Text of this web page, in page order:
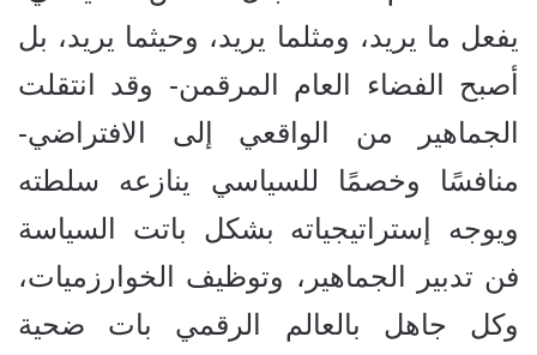
يفعل ما يريد، ومثلما يريد، وحيثما يريد، بل
أصبح الفضاء العام المرقمن- وقد انتقلت
الجماهير من الواقعي إلى الافتراضي-
منافسًا وخصمًا للسياسي ينازعه سلطته
ويوجه إستراتيجياته بشكل باتت السياسة
فن تدبير الجماهير، وتوظيف الخوارزميات،
وكل جاهل بالعالم الرقمي بات ضحية